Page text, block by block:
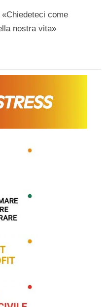
come
nostra vita»